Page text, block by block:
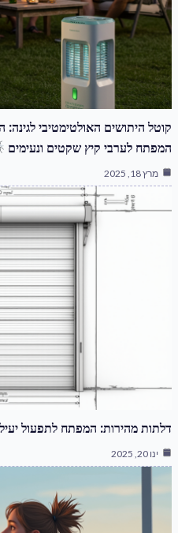
קוטל היתושים האולטימטיבי לגינה:
המפתח לערבי קיץ שקטים ונעימים
מרץ 18, 2025
דלתות מהירות: המפתח לתפעול יעיל
ינו 20, 2025